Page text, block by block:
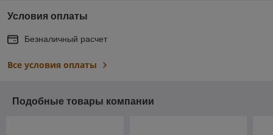
Условия оплаты
Безналичный расчет
Все условия оплаты
Подобные товары компании